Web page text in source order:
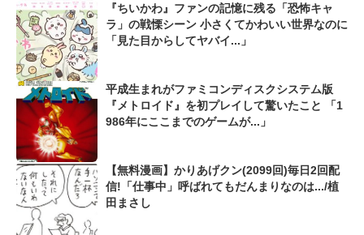
『ちいかわ』ファンの記憶に残る「恐怖キャ
ラ」の戦慄シーン 小さくてかわいい世界なのに
「見た目からしてヤバイ...」
平成生まれがファミコンディスクシステム版
『メトロイド』を初プレイして驚いたこと 「1
986年にここまでのゲームが...」
【無料漫画】かりあげクン(2099回)毎日2回配
信!「仕事中」呼ばれてもだんまりなのは.../植
田まさし